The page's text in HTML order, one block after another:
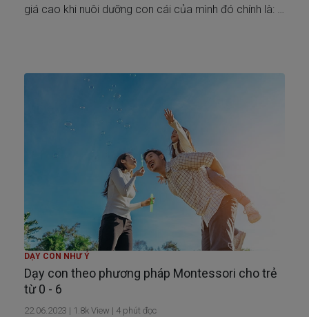
giá cao khi nuôi dưỡng con cái của mình đó chính là: lễ
pháp giáo dục mang các giá trị này, thì phương pháp
Steiner có thể là điều bạn đang tìm kiếm.
DẠY CON NHƯ Ý
Dạy con theo phương pháp Montessori cho trẻ
từ 0 - 6
22.06.2023 | 1.8k View | 4 phút đọc